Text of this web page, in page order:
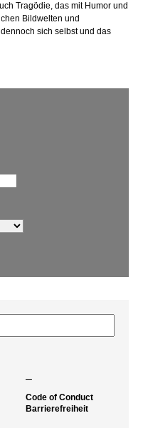
Tragödie, das mit Humor und
Bildwelten und
sich selbst und das
–
Code of Conduct
Barrierefreiheit